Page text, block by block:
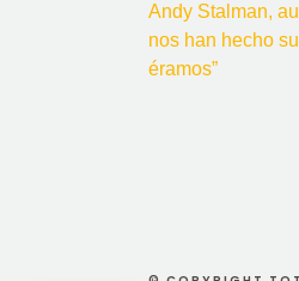
Post
navigation
Andy Stalman,
nos han hecho
éramos”